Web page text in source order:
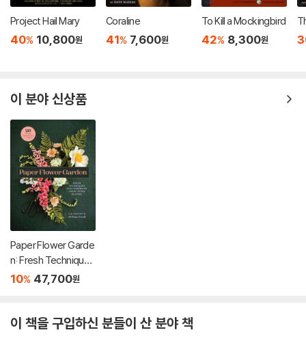
Project Hail Mary
40% 10,800원
Coraline
41% 7,600원
To Kill a Mockingbird
42% 8,300원
이 분야 신상품
Paper Flower Garde
n: Fresh Techniques
for Handmade Crep
10% 47,700원
이 책을 구입하신 분들이 산 분야 책